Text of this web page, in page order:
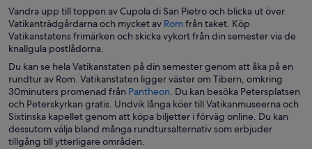
r
t
f
ö
t
e
r
e
t
t
y
t
t
f
ö
n
s
Vandra upp till toppen av Cupola di San Pietro och blicka ut över
Vatikanträdgårdarna och mycket av RomÖ
p
a
s
i
e
t
t
från taket. Köp
Vatikanstatens frimärken och skicka vykort från din semester via de
knallgula postlådorna.
Du kan se hela Vatikanstaten på din semester genom att åka på en
rundtur av Rom. Vatikanstaten ligger väster om Tibern, omkring
30minuters promenad från PantheonÖ
p
p
n
. Du kan besöka Petersplatsen
och Peterskyrkan gratis. Undvik långa köer till Vatikanmuseerna och
Sixtinska kapellet genom att köpa biljetter i förväg online. Du kan
dessutom välja bland många rundtursalternativ som erbjuder
tillgång till ytterligare områden.